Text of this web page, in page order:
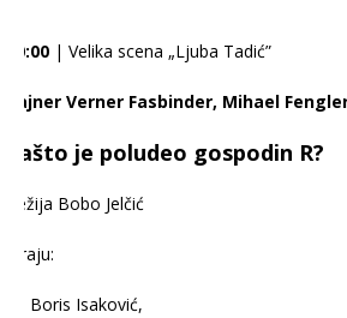
20:00 | Velika scena „Ljuba Tadić”
Rajner Verner Fasbinder, Mihael
Zašto je poludeo gospodin R?
Režija Bobo Jelčić
Igraju:
Boris Isaković,